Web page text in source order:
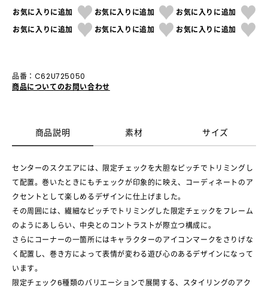
お気に入りに追加 お気に入りに追加
お気に入りに追加
お気に入りに追加
お気に入りに追加 お気に入りに追加
品番：C62U725050
商品についてのお問い合わせ
商品説明 素材 サイズ
センターのスクエアには、限定チェックを大胆なピッチでトリミングし
て配置。巻いたときにもチェックが印象的に映え、コーディネートのア
クセントとして楽しめるデザインに仕上げました。
その周囲には、繊細なピッチでトリミングした限定チェックをフレーム
のようにあしらい、中央とのコントラストが際立つ構成に。
さらにコーナーの一箇所にはキャラクターのアイコンマークをさりげな
く配置し、巻き方によって表情が変わる遊び心のあるデザインになって
います。
限定チェック6種類のバリエーションで展開する、スタイリングのアク